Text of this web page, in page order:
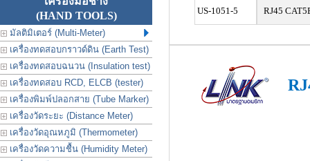
(HAND TOOLS)
มัลติมิเตอร์ (Multi-Meter)
เครื่องทดสอบกราวด์ดิน (Earth Test)
เครื่องทดสอบฉนวน (Insulation test)
เครื่องทดสอบ RCD, ELCB (tester)
เครื่องพิมพ์ปลอกสาย (Tube Marker)
เครื่องวัดระยะ (Distance Meter)
เครื่องวัดอุณหภูมิ (Thermometer)
เครื่องวัดความชื้น (Humidity Meter)
US-1051-5 RJ45